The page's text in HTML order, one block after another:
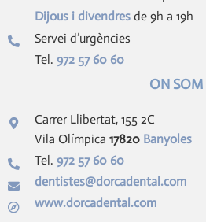
Dijous i divendres de 9h a 19h
Servei d’urgències
Tel.972 57 60 60
ON SOM
Carrer Llibertat, 155 2C
Vila Olímpica17820 Banyoles
Tel.972 57 60 60
dentistes@dorcadental.com
www.dorcadental.com